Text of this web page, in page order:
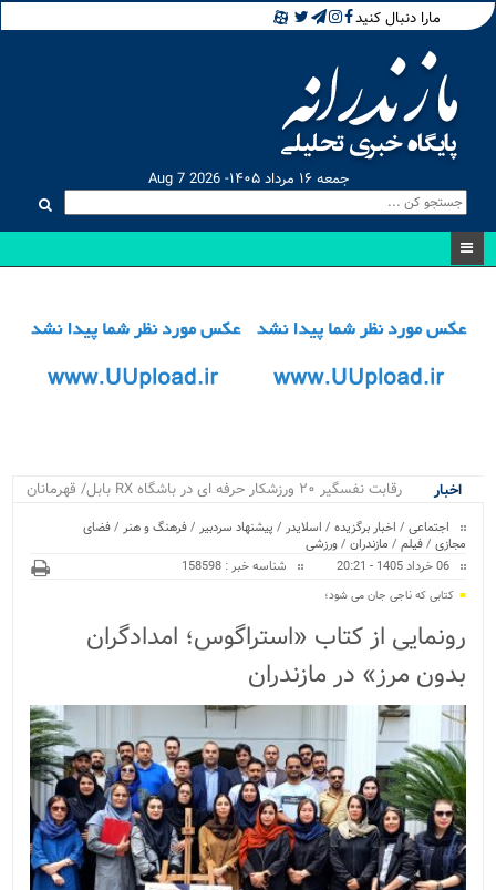
مارا دنبال کنید
جمعه ۱۶ مرداد ۱۴۰۵- Aug 7 2026
اخبار
۴ پروژه_
اجتماعی / اخبار برگزیده / اسلایدر / پیشنهاد سردبیر /فرهنگ و هنر /فضای
مجازی /فیلم / مازندران /ورزشی
06 خرداد 1405 - 20:21
شناسه خبر : 158598
کتابی که ناجی جان می شود؛
رونمایی از کتاب «استراگوس؛ امدادگران
بدون مرز» در مازندران